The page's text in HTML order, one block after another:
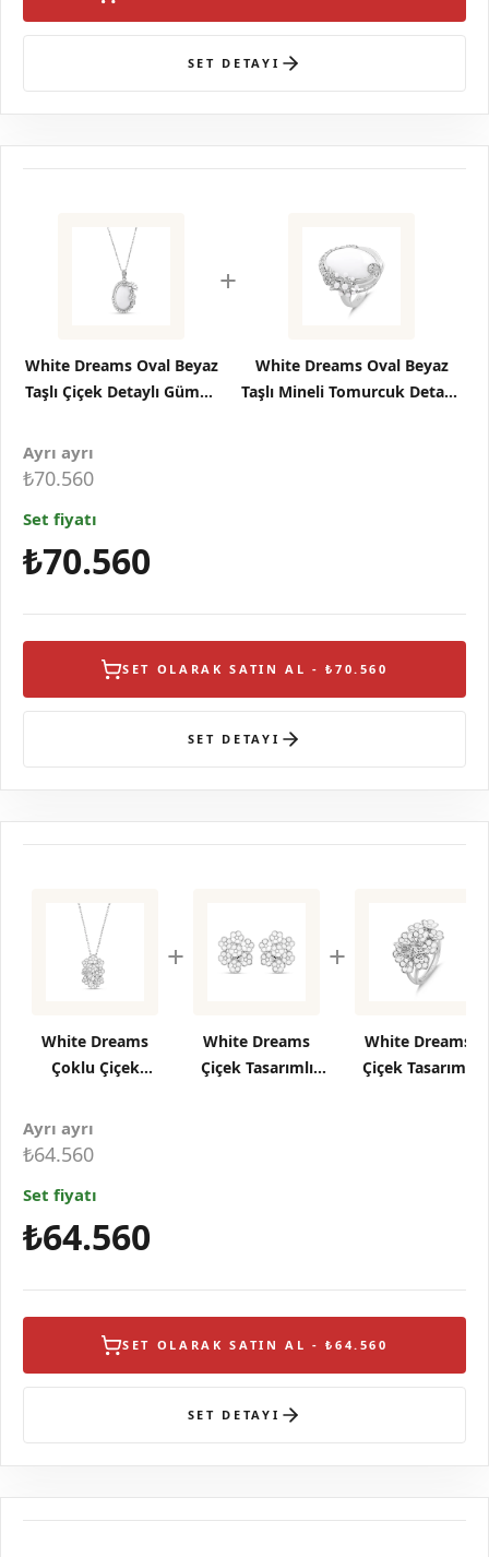
SET DETAYI
White Dreams Oval Beyaz
Taşlı Çiçek Detaylı Gümüş
+
White Dreams Oval Beyaz
Taşlı Mineli Tomurcuk Detaylı
Ayrı ayrı
₺70.560
Set fiyatı
₺70.560
SET OLARAK SATIN AL - ₺70.560
SET DETAYI
White Dreams
Çoklu Çiçek
+
White Dreams
Çiçek Tasarımlı
+
White Dreams
Çiçek Tasarımlı
Ayrı ayrı
₺64.560
Set fiyatı
₺64.560
SET OLARAK SATIN AL - ₺64.560
SET DETAYI